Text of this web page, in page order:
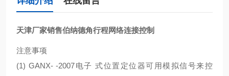
天津厂家销售伯纳德角行程网络连接控制
注意事项
(1) GANX- -2007电子 式位置定位器可用模拟信号来控